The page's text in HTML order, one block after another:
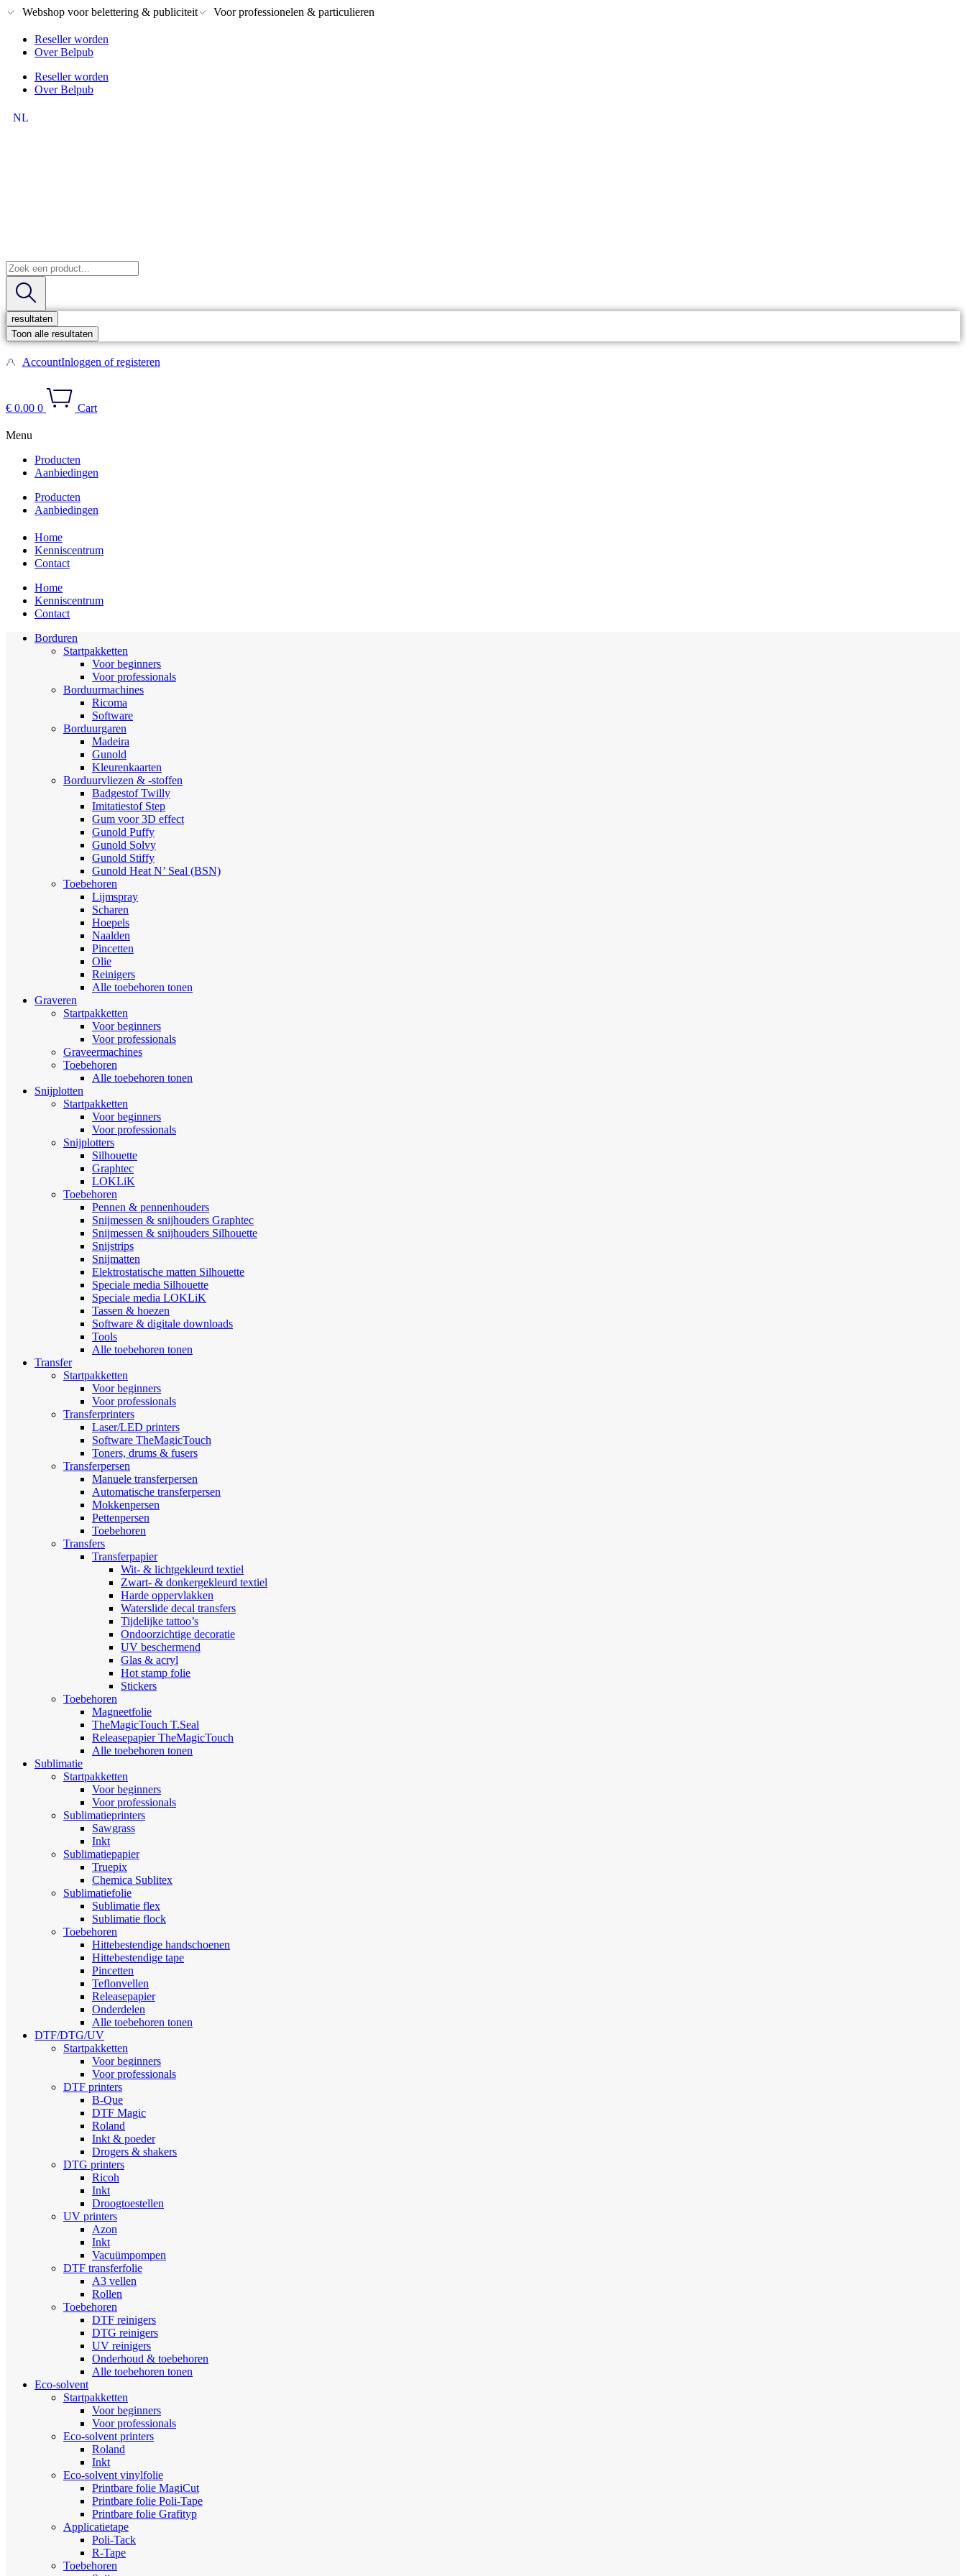
Webshop voor belettering & publiciteit Voor professionelen & particulieren
Reseller worden
Over Belpub
Reseller worden
Over Belpub
NL
FR
Search
...
resultaten
Toon alle resultaten
AccountInloggen of registeren
€ 0.00 0 Cart
Menu
Producten
Aanbiedingen
Producten
Aanbiedingen
Home
Kenniscentrum
Contact
Home
Kenniscentrum
Contact
Borduren
Startpakketten
Voor beginners
Voor professionals
Borduurmachines
Ricoma
Software
Borduurgaren
Madeira
Gunold
Kleurenkaarten
Borduurvliezen & -stoffen
Badgestof Twilly
Imitatiestof Step
Gum voor 3D effect
Gunold Puffy
Gunold Solvy
Gunold Stiffy
Gunold Heat N’ Seal (BSN)
Toebehoren
Lijmspray
Scharen
Hoepels
Naalden
Pincetten
Olie
Reinigers
Alle toebehoren tonen
Graveren
Startpakketten
Voor beginners
Voor professionals
Graveermachines
Toebehoren
Alle toebehoren tonen
Snijplotten
Startpakketten
Voor beginners
Voor professionals
Snijplotters
Silhouette
Graphtec
LOKLiK
Toebehoren
Pennen & pennenhouders
Snijmessen & snijhouders Graphtec
Snijmessen & snijhouders Silhouette
Snijstrips
Snijmatten
Elektrostatische matten Silhouette
Speciale media Silhouette
Speciale media LOKLiK
Tassen & hoezen
Software & digitale downloads
Tools
Alle toebehoren tonen
Transfer
Startpakketten
Voor beginners
Voor professionals
Transferprinters
Laser/LED printers
Software TheMagicTouch
Toners, drums & fusers
Transferpersen
Manuele transferpersen
Automatische transferpersen
Mokkenpersen
Pettenpersen
Toebehoren
Transfers
Transferpapier
Wit- & lichtgekleurd textiel
Zwart- & donkergekleurd textiel
Harde oppervlakken
Waterslide decal transfers
Tijdelijke tattoo’s
Ondoorzichtige decoratie
UV beschermend
Glas & acryl
Hot stamp folie
Stickers
Toebehoren
Magneetfolie
TheMagicTouch T.Seal
Releasepapier TheMagicTouch
Alle toebehoren tonen
Sublimatie
Startpakketten
Voor beginners
Voor professionals
Sublimatieprinters
Sawgrass
Inkt
Sublimatiepapier
Truepix
Chemica Sublitex
Sublimatiefolie
Sublimatie flex
Sublimatie flock
Toebehoren
Hittebestendige handschoenen
Hittebestendige tape
Pincetten
Teflonvellen
Releasepapier
Onderdelen
Alle toebehoren tonen
DTF/DTG/UV
Startpakketten
Voor beginners
Voor professionals
DTF printers
B-Que
DTF Magic
Roland
Inkt & poeder
Drogers & shakers
DTG printers
Ricoh
Inkt
Droogtoestellen
UV printers
Azon
Inkt
Vacuümpompen
DTF transferfolie
A3 vellen
Rollen
Toebehoren
DTF reinigers
DTG reinigers
UV reinigers
Onderhoud & toebehoren
Alle toebehoren tonen
Eco-solvent
Startpakketten
Voor beginners
Voor professionals
Eco-solvent printers
Roland
Inkt
Eco-solvent vinylfolie
Printbare folie MagiCut
Printbare folie Poli-Tape
Printbare folie Grafityp
Applicatietape
Poli-Tack
R-Tape
Toebehoren